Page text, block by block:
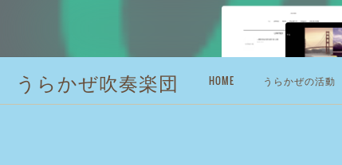
うらかぜ吹奏楽団 HOME うらかぜの活動